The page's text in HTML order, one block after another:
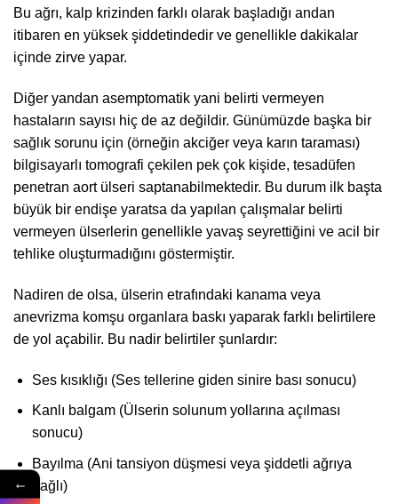
Bu ağrı, kalp krizinden farklı olarak başladığı andan
itibaren en yüksek şiddetindedir ve genellikle dakikalar
içinde zirve yapar.
Diğer yandan asemptomatik yani belirti vermeyen
hastaların sayısı hiç de az değildir. Günümüzde başka bir
sağlık sorunu için (örneğin akciğer veya karın taraması)
bilgisayarlı tomografi çekilen pek çok kişide, tesadüfen
penetran aort ülseri saptanabilmektedir. Bu durum ilk başta
büyük bir endişe yaratsa da yapılan çalışmalar belirti
vermeyen ülserlerin genellikle yavaş seyrettiğini ve acil bir
tehlike oluşturmadığını göstermiştir.
Nadiren de olsa, ülserin etrafındaki kanama veya
anevrizma komşu organlara baskı yaparak farklı belirtilere
de yol açabilir. Bu nadir belirtiler şunlardır:
Ses kısıklığı (Ses tellerine giden sinire bası sonucu)
Kanlı balgam (Ülserin solunum yollarına açılması
sonucu)
Bayılma (Ani tansiyon düşmesi veya şiddetli ağrıya
bağlı)
←